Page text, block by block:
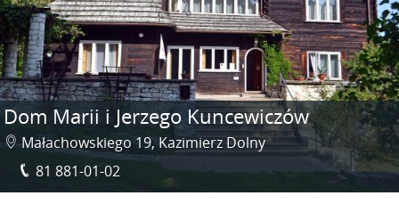
Dom Marii i Jerzego Kuncewiczów
Małachowskiego 19, Kazimierz Dolny
81 881-01-02